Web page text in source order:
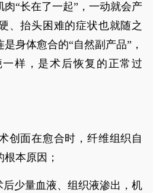
“长在了一起”，一动就会产
、抬头困难的症状也就随之
身体愈合的“自然副产品”，
样，是术后恢复的正常过
创面在愈合时，纤维组织自
本原因；
后少量血液、组织液渗出，机